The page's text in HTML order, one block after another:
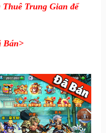
Trung Gian để
Bán>